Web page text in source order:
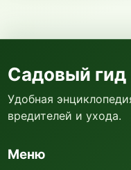
Садовый гид
Удобная
вредителей и ухода.
Меню